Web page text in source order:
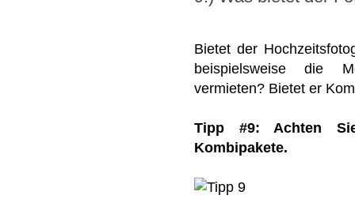
Bietet der
beispielsweise die
vermieten? Bietet er
Tipp #9: Achten
Kombipakete.